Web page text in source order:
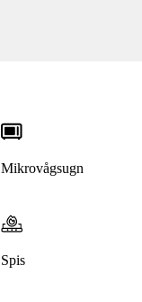
Mikrovågsugn
Spis